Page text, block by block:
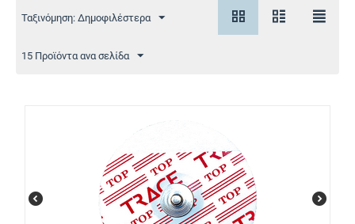
Ταξινόμηση: Δημοφιλέστερα
15 Προϊόντα ανα σελίδα